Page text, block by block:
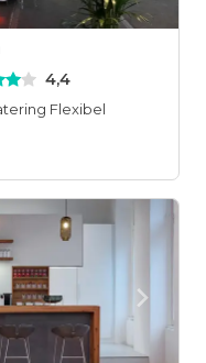
4,4
Flexibel